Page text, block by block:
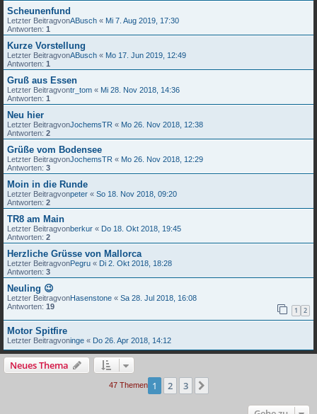
Scheunenfund
Letzter BeitragvonABusch « Mi 7. Aug 2019, 17:30
Antworten: 1
Kurze Vorstellung
Letzter BeitragvonABusch « Mo 17. Jun 2019, 12:49
Antworten: 1
Gruß aus Essen
Letzter Beitragvontr_tom « Mi 28. Nov 2018, 14:36
Antworten: 1
Neu hier
Letzter BeitragvonJochemsTR « Mo 26. Nov 2018, 12:38
Antworten: 2
Grüße vom Bodensee
Letzter BeitragvonJochemsTR « Mo 26. Nov 2018, 12:29
Antworten: 3
Moin in die Runde
Letzter Beitragvonpeter « So 18. Nov 2018, 09:20
Antworten: 2
TR8 am Main
Letzter Beitragvonberkur « Do 18. Okt 2018, 19:45
Antworten: 2
Herzliche Grüsse von Mallorca
Letzter BeitragvonPegru « Di 2. Okt 2018, 18:28
Antworten: 3
Neuling 😉
Letzter BeitragvonHasenstone « Sa 28. Jul 2018, 16:08
Antworten: 19 1 2
Motor Spitfire
Letzter Beitragvoninge « Do 26. Apr 2018, 14:12
Neues Thema
47 Themen 1 2 3